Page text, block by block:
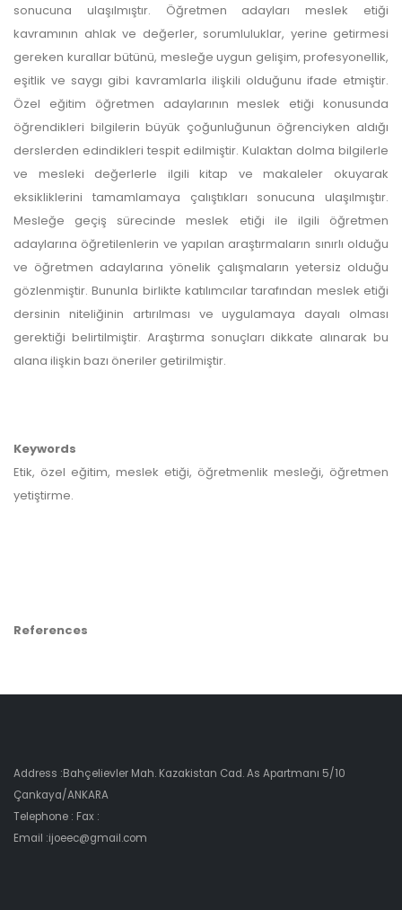
sonucuna ulaşılmıştır. Öğretmen adayları meslek etiği
kavramının ahlak ve değerler, sorumluluklar, yerine getirmesi
gereken kurallar bütünü, mesleğe uygun gelişim, profesyonellik,
eşitlik ve saygı gibi kavramlarla ilişkili olduğunu ifade etmiştir.
Özel eğitim öğretmen adaylarının meslek etiği konusunda
öğrendikleri bilgilerin büyük çoğunluğunun öğrenciyken aldığı
derslerden edindikleri tespit edilmiştir. Kulaktan dolma bilgilerle
ve mesleki değerlerle ilgili kitap ve makaleler okuyarak
eksikliklerini tamamlamaya çalıştıkları sonucuna ulaşılmıştır.
Mesleğe geçiş sürecinde meslek etiği ile ilgili öğretmen
adaylarına öğretilenlerin ve yapılan araştırmaların sınırlı olduğu
ve öğretmen adaylarına yönelik çalışmaların yetersiz olduğu
gözlenmiştir. Bununla birlikte katılımcılar tarafından meslek etiği
dersinin niteliğinin artırılması ve uygulamaya dayalı olması
gerektiği belirtilmiştir. Araştırma sonuçları dikkate alınarak bu
alana ilişkin bazı öneriler getirilmiştir.
Keywords
Etik, özel eğitim, meslek etiği, öğretmenlik mesleği, öğretmen
yetiştirme.
References
Address :Bahçelievler Mah. Kazakistan Cad. As Apartmanı 5/10
Çankaya/ANKARA
Telephone : Fax :
Email :ijoeec@gmail.com